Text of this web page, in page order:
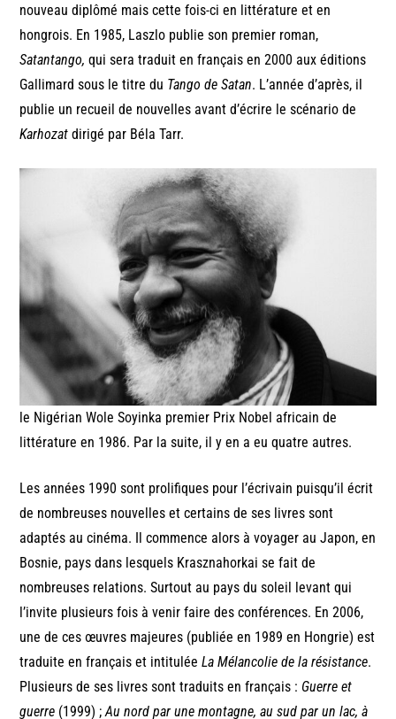
nouveau diplômé mais cette fois-ci en littérature et en
hongrois. En 1985, Laszlo publie son premier roman,
Satantango, qui sera traduit en français en 2000 aux éditions
Gallimard sous le titre du Tango de Satan. L’année d’après, il
publie un recueil de nouvelles avant d’écrire le scénario de
Karhozat dirigé par Béla Tarr.
le Nigérian Wole Soyinka premier Prix Nobel africain de
littérature en 1986. Par la suite, il y en a eu quatre autres.
Les années 1990 sont prolifiques pour l’écrivain puisqu’il écrit
de nombreuses nouvelles et certains de ses livres sont
adaptés au cinéma. Il commence alors à voyager au Japon, en
Bosnie, pays dans lesquels Krasznahorkai se fait de
nombreuses relations. Surtout au pays du soleil levant qui
l’invite plusieurs fois à venir faire des conférences. En 2006,
une de ces œuvres majeures (publiée en 1989 en Hongrie) est
traduite en français et intituléeLa Mélancolie de la résistance.
Plusieurs de ses livres sont traduits en français : Guerre et
guerre (1999) ;Au nord par une montagne, au sud par un lac, à